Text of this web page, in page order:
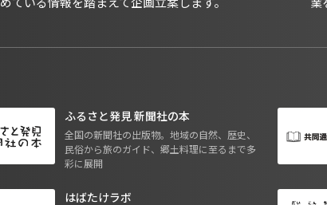
ふるさと発見 新聞社の本
全国の新聞社の出版物。地域の自然、歴史、
民俗から旅のガイド、郷土料理に至るまで多
彩に展開
はばたけラボ